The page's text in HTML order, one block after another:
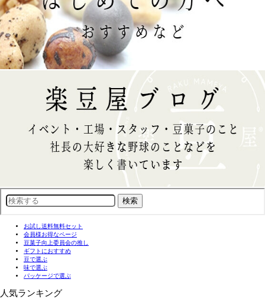
お試し送料無料セット
会員様お得なページ
豆菓子向上委員会の推し
ギフトにおすすめ
豆で選ぶ
味で選ぶ
パッケージで選ぶ
人気ランキング